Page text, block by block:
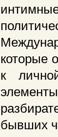
которые
к
бывших